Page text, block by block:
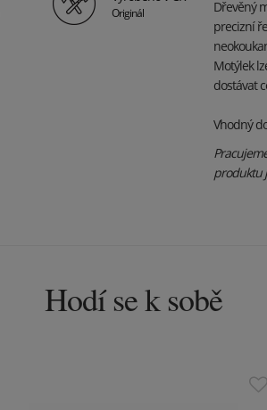
Originál
Dřevěný
precizní
Motýlek
dostávat
Vhodný
produktu
Hodí se k sobě